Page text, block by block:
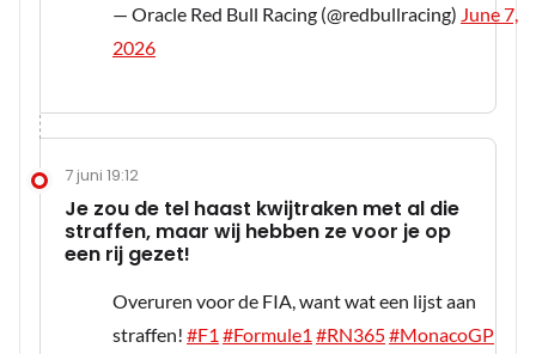
— Oracle Red Bull Racing (@redbullracing) June 7,
2026
7 juni 19:12
Je zou de tel haast kwijtraken met al die
straffen, maar wij hebben ze voor je op
een rij gezet!
Overuren voor de FIA, want wat een lijst aan
straffen! #F1 #Formule1 #RN365#MonacoGP